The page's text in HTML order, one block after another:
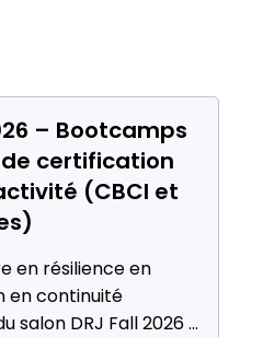
– Bootcamps
certification
(CBCI et
en résilience en
en continuité
salon DRJ Fall 2026 à